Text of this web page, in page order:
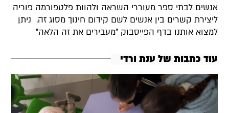
אנשים לבתי ספר מעוררי השראה ולהוות פלטפורמה פוריה
ליצירת קשרים בין אנשים לשם קידום חינוך מסוג זה. ניתן
למצוא אותנו בדף הפייסבוק "מעבירים את זה הלאה"
עוד כתבות של ענת ורדי